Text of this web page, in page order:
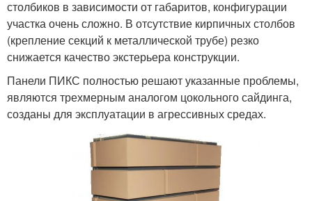
столбиков в зависимости от габаритов, конфигурации
участка очень сложно. В отсутствие кирпичных столбов
(крепление секций к металлической трубе) резко
снижается качество экстерьера конструкции.
Панели ПИКС полностью решают указанные проблемы,
являются трехмерным аналогом цокольного сайдинга,
созданы для эксплуатации в агрессивных средах.